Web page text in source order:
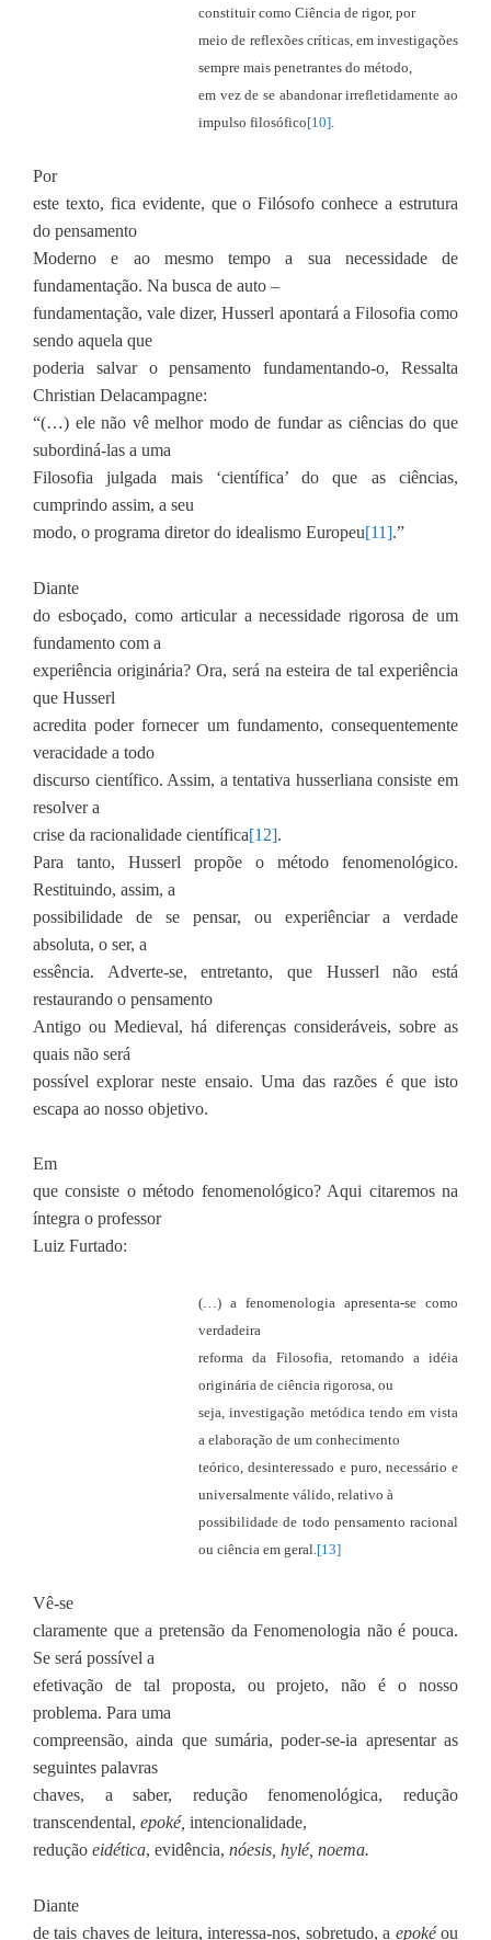
constituir como Ciência de rigor, por
meio de reflexões críticas, em investigações
sempre mais penetrantes do método,
em vez de se abandonar irrefletidamente ao
impulso filosófico[10]
Por
este texto, fica evidente, que o Filósofo conhece a estrutura
do pensamento
Moderno e ao mesmo tempo a sua necessidade de
fundamentação. Na busca de auto –
fundamentação, vale dizer, Husserl apontará a Filosofia como
sendo aquela que
poderia salvar o pensamento fundamentando-o, Ressalta
Christian Delacampagne:
“(…) ele não vê melhor modo de fundar as ciências do que
subordiná-las a uma
Filosofia julgada mais ‘científica’ do que as ciências,
cumprindo assim, a seu
modo, o programa diretor do idealismo Europeu[11].”
Diante
do esboçado, como articular a necessidade rigorosa de um
fundamento com a
experiência originária? Ora, será na esteira de tal experiência
que Husserl
acredita poder fornecer um fundamento, consequentemente
veracidade a todo
discurso científico. Assim, a tentativa husserliana consiste em
resolver a
crise da racionalidade científica[12].
Para tanto, Husserl propõe o método fenomenológico.
Restituindo, assim, a
possibilidade de se pensar, ou experiênciar a verdade
absoluta, o ser, a
essência. Adverte-se, entretanto, que Husserl não está
restaurando o pensamento
Antigo ou Medieval, há diferenças consideráveis, sobre as
quais não será
possível explorar neste ensaio. Uma das razões é que isto
escapa ao nosso objetivo.
Em
que consiste o método fenomenológico? Aqui citaremos na
íntegra o professor
Luiz Furtado:
(…) a fenomenologia apresenta-se como
verdadeira
reforma da Filosofia, retomando a idéia
originária de ciência rigorosa, ou
seja, investigação metódica tendo em vista
a elaboração de um conhecimento
teórico, desinteressado e puro, necessário e
universalmente válido, relativo à
possibilidade de todo pensamento racional
ou ciência em geral. [13]
Vê-se
claramente que a pretensão da Fenomenologia não é pouca.
Se será possível a
efetivação de tal proposta, ou projeto, não é o nosso
problema. Para uma
compreensão, ainda que sumária, poder-se-ia apresentar as
seguintes palavras
chaves, a saber, redução fenomenológica, redução
transcendental, epoké, intencionalidade,
redução eidética, evidência, nóesis, hylé, noema.
Diante
de tais chaves de leitura, interessa-nos, sobretudo, a epokéou